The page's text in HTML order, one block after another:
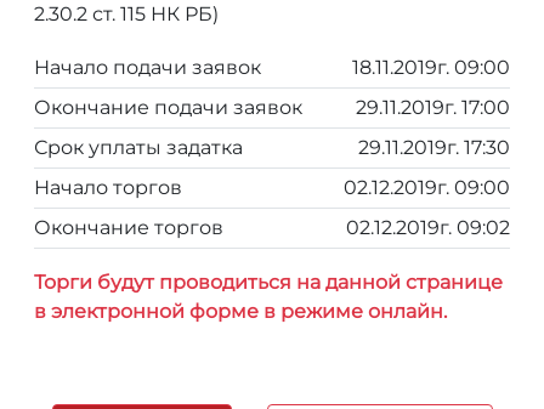
2.30.2 ст. 115 НК РБ)
Начало подачи заявок
18.11.2019г. 09:00
Окончание подачи заявок
29.11.2019г. 17:00
Срок уплаты задатка
29.11.2019г. 17:30
Начало торгов
02.12.2019г. 09:00
Окончание торгов
02.12.2019г. 09:02
Торги будут проводиться на данной странице
в электронной форме в режиме онлайн.